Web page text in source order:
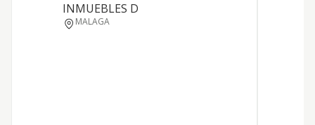
INMUEBLES D
MALAGA